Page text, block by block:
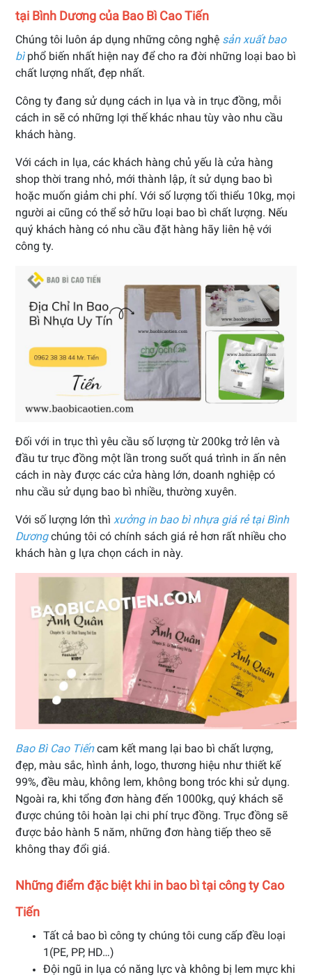
tại Bình Dương của Bao Bì Cao Tiến
Chúng tôi luôn áp dụng những công nghệ sản xuất bao
bìphổ biến nhất hiện nay để cho ra đời những loại bao bì
chất lượng nhất, đẹp nhất.
Công ty đang sử dụng cách in lụa và in trục đồng, mỗi
cách in sẽ có những lợi thế khác nhau tùy vào nhu cầu
khách hàng.
Với cách in lụa, các khách hàng chủ yếu là cửa hàng
shop thời trang nhỏ, mới thành lập, ít sử dụng bao bì
hoặc muốn giảm chi phí. Với số lượng tối thiểu 10kg, mọi
người ai cũng có thể sở hữu loại bao bì chất lượng. Nếu
quý khách hàng có nhu cầu đặt hàng hãy liên hệ với
công ty.
Đối với in trục thì yêu cầu số lượng từ 200kg trở lên và
đầu tư trục đồng một lần trong suốt quá trình in ấn nên
cách in này được các cửa hàng lớn, doanh nghiệp có
nhu cầu sử dụng bao bì nhiều, thường xuyên.
Với số lượng lớn thìxưởng in bao bì nhựa giá rẻ tại Bình
Dươngchúng tôi có chính sách giá rẻ hơn rất nhiều cho
khách hàn g lựa chọn cách in này.
Bao Bì Cao Tiếncam kết mang lại bao bì chất lượng,
đẹp, màu sắc, hình ảnh, logo, thương hiệu như thiết kế
99%, đều màu, không lem, không bong tróc khi sử dụng.
Ngoài ra, khi tổng đơn hàng đến 1000kg, quý khách sẽ
được chúng tôi hoàn lại chi phí trục đồng. Trục đồng sẽ
được bảo hành 5 năm, những đơn hàng tiếp theo sẽ
không thay đổi giá.
Những điểm đặc biệt khi in bao bì tại công ty Cao
Tiến
Tất cả bao bì công ty chúng tôi cung cấp đều loại
1(PE, PP, HD…)
Đội ngũ in lụa có năng lực và không bị lem mực khi